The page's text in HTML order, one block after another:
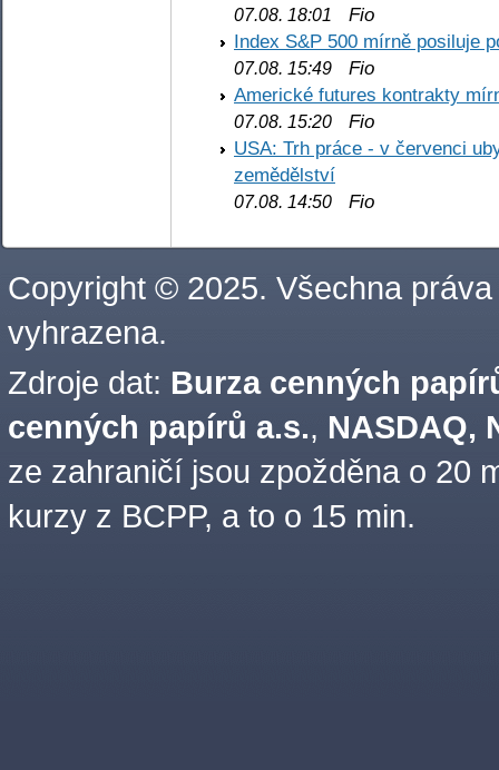
07.08. 18:01
Fio
Index S&P 500 mírně posiluje
07.08. 15:49 Fio
Americké futures kontrakty
07.08. 15:20 Fio
USA: Trh práce - v červenci
zemědělství
07.08. 14:50 Fio
Copyright © 2025. Všechna práva
vyhrazena.
Zdroje dat: Burza cenných
cenných papírů a.s., NASDAQ,
ze zahraničí jsou zpožděna o 20
kurzy z BCPP, a to o 15 min.